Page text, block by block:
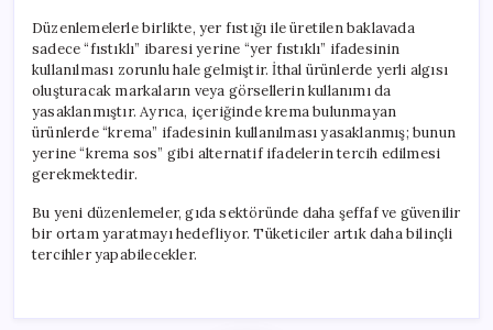
Düzenlemelerle birlikte, yer fıstığı ile üretilen baklavada
sadece “fıstıklı” ibaresi yerine “yer fıstıklı” ifadesinin
kullanılması zorunlu hale gelmiştir. İthal ürünlerde yerli algısı
oluşturacak markaların veya görsellerin kullanımı da
yasaklanmıştır. Ayrıca, içeriğinde krema bulunmayan
ürünlerde “krema” ifadesinin kullanılması yasaklanmış; bunun
yerine “krema sos” gibi alternatif ifadelerin tercih edilmesi
gerekmektedir.
Bu yeni düzenlemeler, gıda sektöründe daha şeffaf ve güvenilir
bir ortam yaratmayı hedefliyor. Tüketiciler artık daha bilinçli
tercihler yapabilecekler.